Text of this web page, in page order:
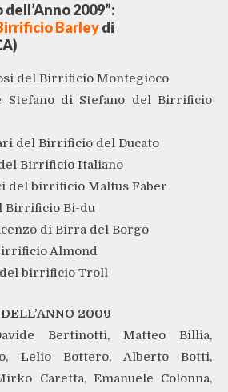
2009”:
Barleydi
del Birrificio Montegioco
Stefano di Stefano del Birrificio
del Birrificio del Ducato
Birrificio Italiano
del birrificio Maltus Faber
Birrificio Bi-du
di Birra del Borgo
Almond
del birrificio Troll
2009
Bertinotti, Matteo Billia,
Lelio Bottero, Alberto Botti,
Caretta, Emanuele Colonna,